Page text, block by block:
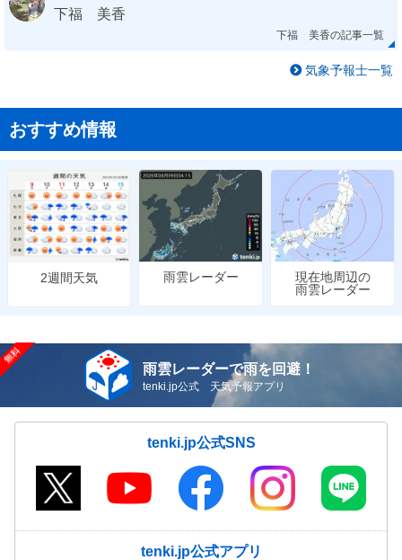
下福 美香
下福 美香の記事一覧
気象予報士一覧
おすすめ情報
2週間天気 雨雲レーダー
現在地周辺の
雨雲レーダー
雨雲レーダーで雨を回避！
tenki.jp公式 天気予報アプリ
tenki.jp公式SNS
tenki.jp公式アプリ